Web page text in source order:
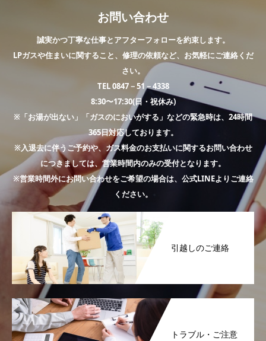
お問い合わせ
誠実かつ丁寧な仕事とアフターフォローを約束します。
LPガスや住まいに関すること、修理の依頼など、お気軽にご連絡くだ
さい。
TEL 0847－51－4338
8:30〜17:30(日・祝休み)
※「お湯が出ない」「ガスのにおいがする」などの緊急時は、24時間
365日対応しております。
※入退去に伴うご予約や、ガス料金のお支払いに関するお問い合わせ
につきましては、営業時間内のみの受付となります。
※営業時間外にお問い合わせをご希望の場合は、公式LINEよりご連絡
ください。
引越しのご連絡
トラブル・ご注意